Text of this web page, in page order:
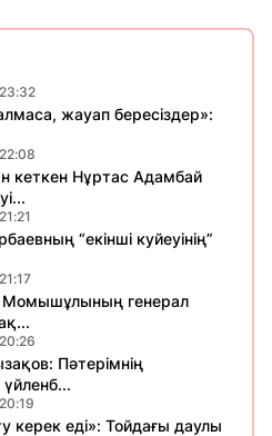
23:32
жауап бересіздер»:
22:08
кеткен Нұртас Адамбай
21:21
“екінші куйеуінің”
21:17
Момышұлының генерал
20:26
Пәтерімнің
20:19
керек еді»: Тойдағы даулы